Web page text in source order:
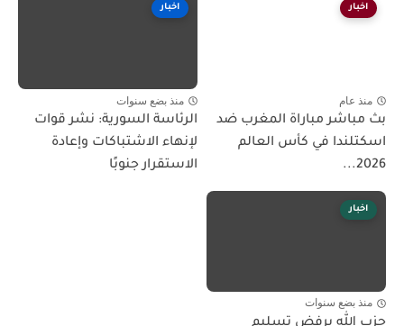
اخبار
منذ عام
بث مباشر مباراة المغرب ضد
اسكتلندا في كأس العالم
2026...
اخبار
منذ بضع سنوات
الرئاسة السورية: نشر قوات
لإنهاء الاشتباكات وإعادة
الاستقرار جنوبًا
اخبار
منذ بضع سنوات